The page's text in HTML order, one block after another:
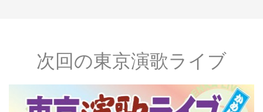
次回の東京演歌ライブ